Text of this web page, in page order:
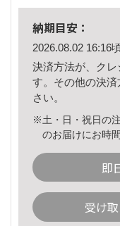
納期目安：
2026.08.02 16:16
決済方法が、ク
す。その他の決
さい。
※土・日・祝日の
のお届けにお時
即
受け